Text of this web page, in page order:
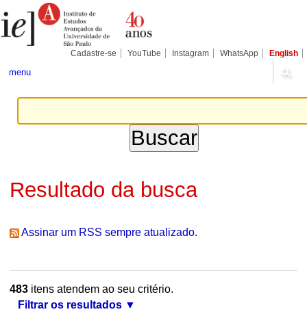
para
conteúdo.
Pessoais
Cadastre-se YouTube Instagram WhatsApp English
menu
Resultado da busca
Assinar um RSS sempre atualizado.
483itens atendem ao seu critério.
Filtrar os resultados